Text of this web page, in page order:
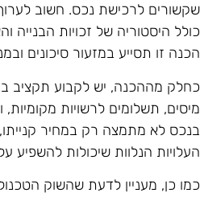
לרכישת נכס. חשוב
היסטוריה של זכויות הבנייה
זו תסייע במזעור סיכונים
מההכנה, יש לקבוע תקציב
תשלומים לרשויות
לא מתמצה רק במחיר קנייתו,
הנלוות שיכולות להשפיע
כן, מעניין לדעת שהשוק